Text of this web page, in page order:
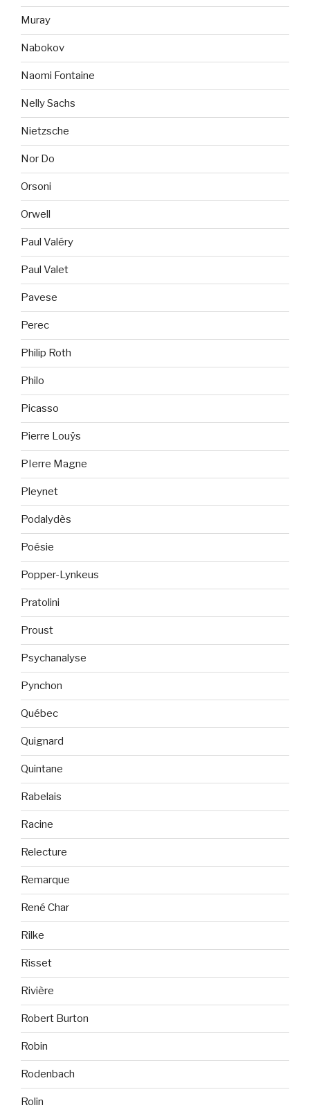
Muray
Nabokov
Naomi Fontaine
Nelly Sachs
Nietzsche
Nor Do
Orsoni
Orwell
Paul Valéry
Paul Valet
Pavese
Perec
Philip Roth
Philo
Picasso
Pierre Louÿs
PIerre Magne
Pleynet
Podalydès
Poésie
Popper-Lynkeus
Pratolini
Proust
Psychanalyse
Pynchon
Québec
Quignard
Quintane
Rabelais
Racine
Relecture
Remarque
René Char
Rilke
Risset
Rivière
Robert Burton
Robin
Rodenbach
Rolin